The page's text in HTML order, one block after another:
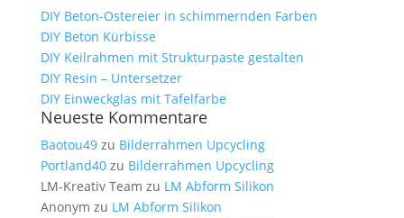
DIY Beton-Ostereier in schimmernden Farben
DIY Beton Kürbisse
DIY Keilrahmen mit Strukturpaste gestalten
DIY Resin – Untersetzer
DIY Einweckglas mit Tafelfarbe
Neueste Kommentare
Baotou49zu Bilderrahmen Upcycling
Portland40zu Bilderrahmen Upcycling
LM-Kreativ Team zu LM Abform Silikon
Anonym zu LM Abform Silikon